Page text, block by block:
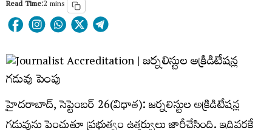
Read Time:2 mins
హైదరాబాద్, సెప్టెంబర్ 26(విధాత): జర్నలిస్టుల అక్రిడిటేషన్ల